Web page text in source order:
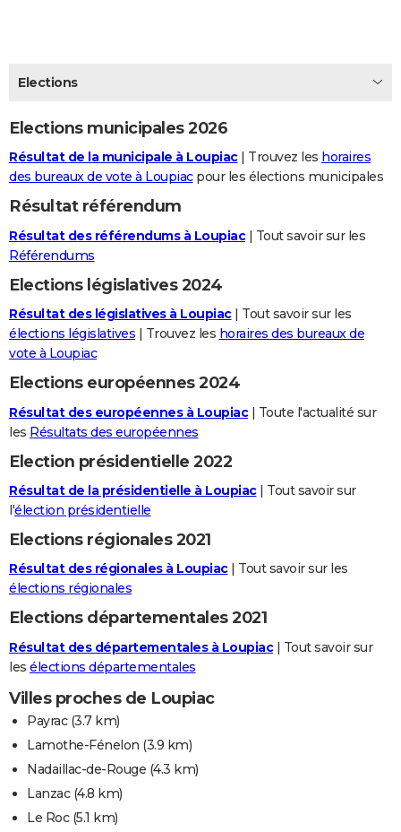
CARTE DE VOEUX
Carte de Noël
Carte Bonne année
Carte Saint-Valentin
Carte Pâques
Carte d'anniversaire
DICTIONNAIRE
Dictionnaire
Biographies
Citations
Expressions
Proverbes
PROGRAMME TV
COPAINS D'AVANT
AVIS DE DÉCÈS
FORUM
Bricolage
Lifestyle
Culture
Sport
Auto
Television
Voyage
Cinema
Elections
Elections municipales 2026
Résultat de la municipale à Loupiac| Trouvez les horaires
des bureaux de vote à Loupiacpour les élections municipales
Résultat référendum
Résultat des référendums à Loupiac| Tout savoir sur les
Référendums
Elections législatives 2024
Résultat des législatives à Loupiac| Tout savoir sur les
élections législatives | Trouvez les horaires des bureaux de
vote à Loupiac
Elections européennes 2024
Résultat des européennes à Loupiac| Toute l'actualité sur
les Résultats des européennes
Election présidentielle 2022
Résultat de la présidentielle à Loupiac| Tout savoir sur
l'élection présidentielle
Elections régionales 2021
Résultat des régionales à Loupiac| Tout savoir sur les
élections régionales
Elections départementales 2021
Résultat des départementales à Loupiac| Tout savoir sur
les élections départementales
Villes proches de Loupiac
Payrac(3.7 km)
Lamothe-Fénelon (3.9 km)
Nadaillac-de-Rouge (4.3 km)
Lanzac(4.8 km)
Le Roc(5.1 km)